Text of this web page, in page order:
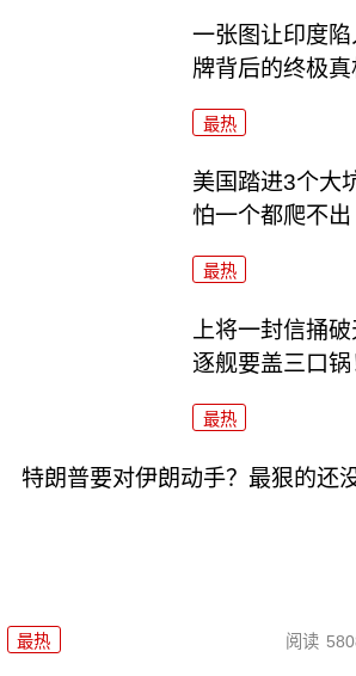
一张图让印度
牌背后的终极真
最热
美国踏进3个大
怕一个都爬不出
最热
上将一封信捅
逐舰要盖三口锅
最热
特朗普要对伊朗动手？最狠的还
最热 阅读